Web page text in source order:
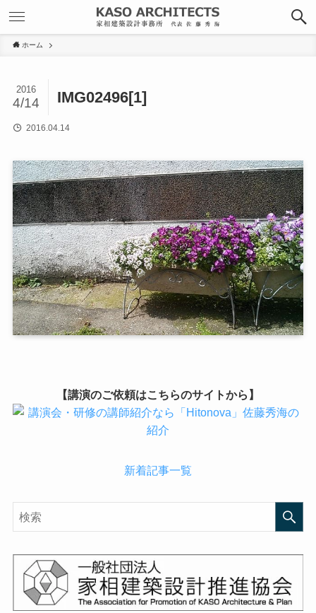
ホーム
IMG02496[1]
2016
4/14
2016.04.14
【講演のご依頼はこちらのサイトから】
新着記事一覧